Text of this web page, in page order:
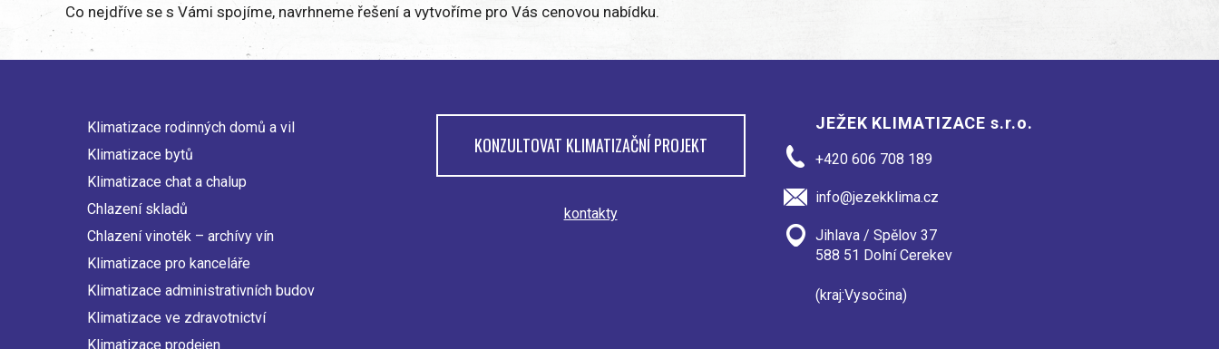
Co nejdříve se s Vámi spojíme, navrhneme řešení a vytvoříme pro Vás cenovou nabídku.
Main
navigation
Klimatizace rodinných domů a vil
Klimatizace bytů
Klimatizace chat a chalup
Chlazení skladů
Chlazení vinoték – archívy vín
Klimatizace pro kanceláře
Klimatizace administrativních budov
Klimatizace ve zdravotnictví
Klimatizace prodejen
KONZULTOVAT KLIMATIZAČNÍ PROJEKT
kontakty
JEŽEK KLIMATIZACE s.r.o.
+420 606 708 189
info@jezekklima.cz
Jihlava / Spělov 37
588 51 Dolní Cerekev
(kraj:Vysočina)